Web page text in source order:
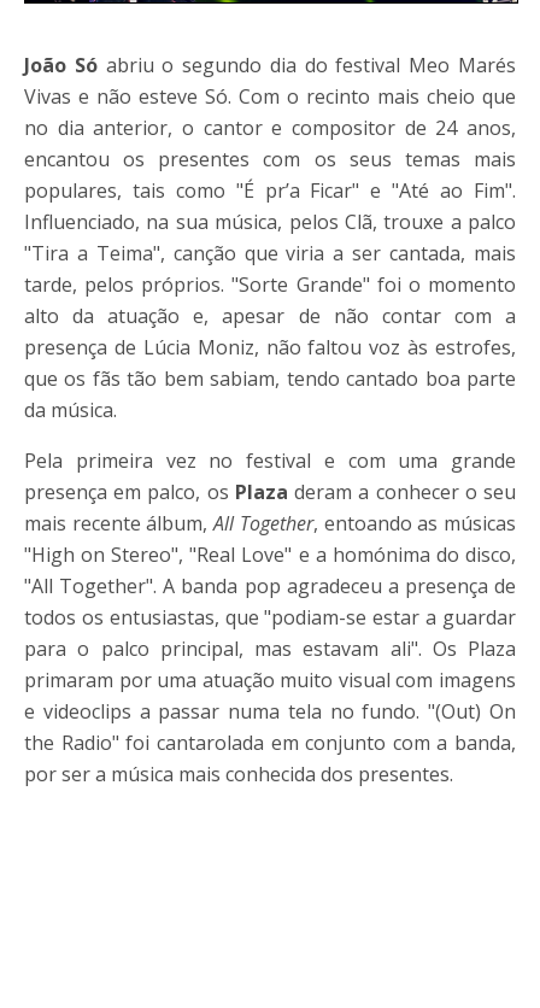
João Sóabriu o segundo dia do festival Meo Marés
Vivas e não esteve Só. Com o recinto mais cheio que
no dia anterior, o cantor e compositor de 24 anos,
encantou os presentes com os seus temas mais
populares, tais como "É pr’a Ficar" e "Até ao Fim".
Influenciado, na sua música, pelos Clã, trouxe a palco
"Tira a Teima", canção que viria a ser cantada, mais
tarde, pelos próprios. "Sorte Grande" foi o momento
alto da atuação e, apesar de não contar com a
presença de Lúcia Moniz, não faltou voz às estrofes,
que os fãs tão bem sabiam, tendo cantado boa parte
da música.
Pela primeira vez no festival e com uma grande
presença em palco, os Plaza deram a conhecer o seu
mais recente álbum,All Together, entoando as músicas
"High on Stereo", "Real Love" e a homónima do disco,
"All Together". A banda pop agradeceu a presença de
todos os entusiastas, que "podiam-se estar a guardar
para o palco principal, mas estavam ali". Os Plaza
primaram por uma atuação muito visual com imagens
e videoclips a passar numa tela no fundo. "(Out) On
the Radio" foi cantarolada em conjunto com a banda,
por ser a música mais conhecida dos presentes.